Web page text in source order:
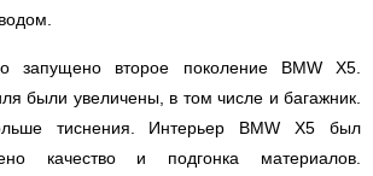
запущено второе поколение BMW X5.
были увеличены, в том числе и багажник.
тиснения. Интерьер BMW X5 был
качество и подгонка материалов.